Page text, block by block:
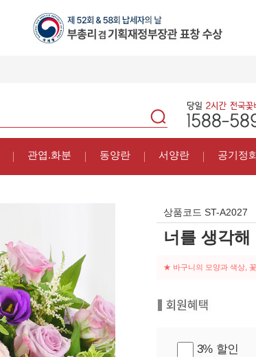
관엽.화분 동양란 서양란 공기정
상품코드 ST-A2027
너를 생각해
★ 바구니의 모양과 색상,
3% 할인